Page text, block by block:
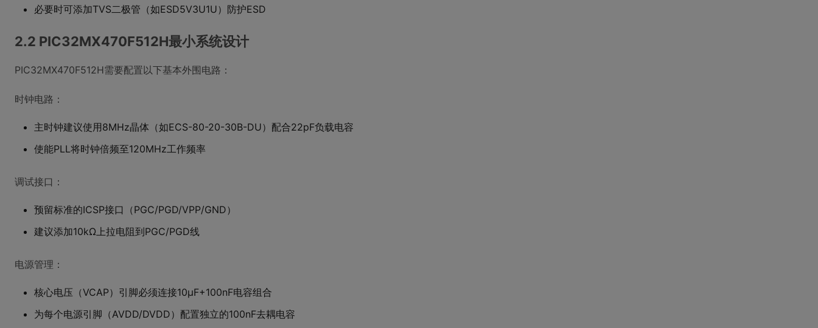
必要时可添加TVS二极管（如ESD5V3U1U）防护ESD
2.2 PIC32MX470F512H最小系统设计
PIC32MX470F512H需要配置以下基本外围电路：
时钟电路：
主时钟建议使用8MHz晶体（如ECS-80-20-30B-DU）配合22pF负载电容
使能PLL将时钟倍频至120MHz工作频率
调试接口：
预留标准的ICSP接口（PGC/PGD/VPP/GND）
建议添加10kΩ上拉电阻到PGC/PGD线
电源管理：
核心电压（VCAP）引脚必须连接10μF+100nF电容组合
为每个电源引脚（AVDD/DVDD）配置独立的100nF去耦电容